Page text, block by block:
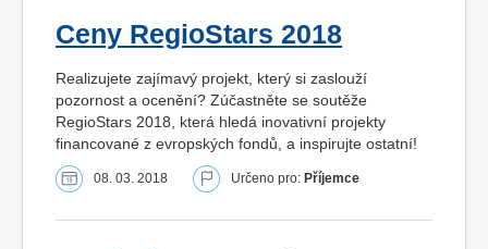
Ceny RegioStars 2018
Realizujete zajímavý projekt, který si zaslouží
pozornost a ocenění? Zúčastněte se soutěže
RegioStars 2018, která hledá inovativní projekty
financované z evropských fondů, a inspirujte ostatní!
08. 03. 2018 Určeno pro: Příjemce